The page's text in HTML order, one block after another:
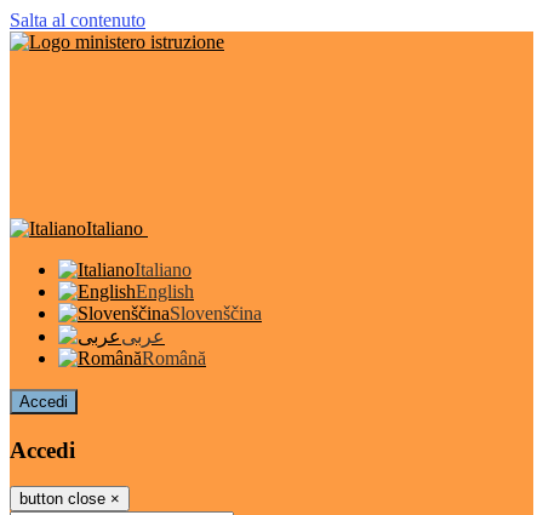
Salta al contenuto
Italiano
Italiano
English
Slovenščina
عربى
Română
Accedi
Accedi
button close ×